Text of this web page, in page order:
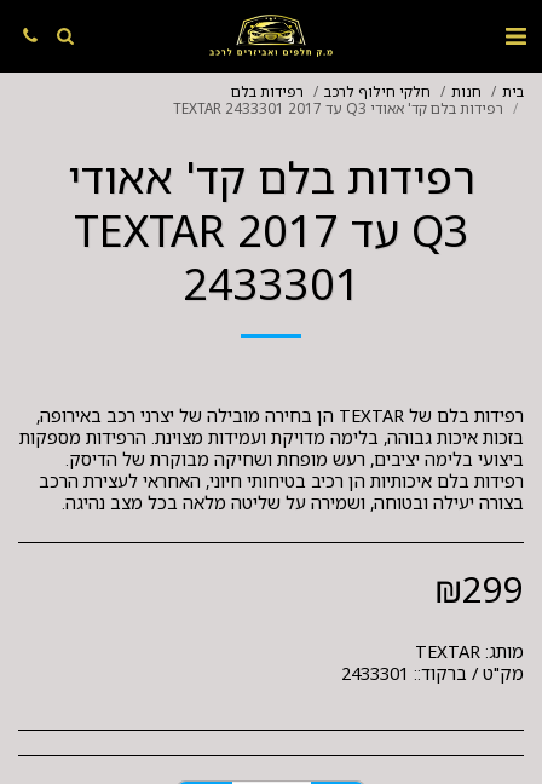
בית חנות חלקי חילוף לרכב
רפידות בלם
רפידות בלם קד' אאודי Q3 עד 2017 TEXTAR 2433301
רפידות בלם קד' אאודי
Q3 עד 2017 TEXTAR
2433301
רפידות בלם של TEXTAR הן בחירה מובילה של יצרני רכב באירופה,
בזכות איכות גבוהה, בלימה מדויקת ועמידות מצוינת. הרפידות מספקות
ביצועי בלימה יציבים, רעש מופחת ושחיקה מבוקרת של הדיסק.
רפידות בלם איכותיות הן רכיב בטיחותי חיוני, האחראי לעצירת הרכב
בצורה יעילה ובטוחה, ושמירה על שליטה מלאה בכל מצב נהיגה.
₪299
מותג: TEXTAR
מק"ט / ברקוד:: 2433301